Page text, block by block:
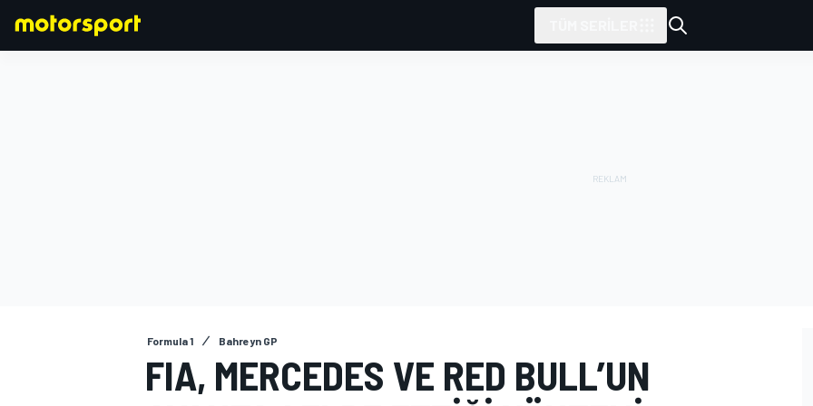
Formula 1 Bahreyn GP
FIA, MERCEDES VE RED BULL’UN